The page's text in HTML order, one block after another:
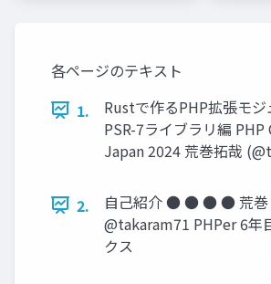
各ページのテキスト
1.
Rustで作るPHP拡張モジ
PSR-7ライブラリ編
Japan 2024 荒巻拓哉
2.
自己紹介 ● ● ● ● 荒巻
@takaram71 PHPer 6年
クス